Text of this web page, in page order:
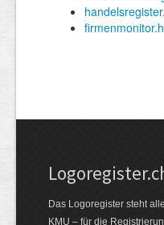
Das Logoregister steht
KMU – für die